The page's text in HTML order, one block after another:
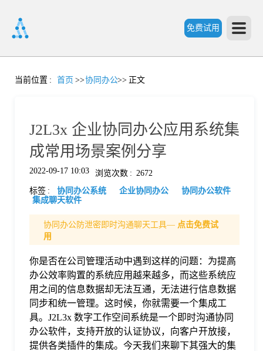
免费试用
首
格
当前位置 : 首页 >>协同办公>> 正文
J2L3x 企业协同办公应用系统集
成常用场景案例分享
2022-09-17 10:03 浏览次数 : 2672
标签 : 协同办公系统 企业协同办公
协同办公软件
集成聊天软件
协同办公防泄密即时沟通聊天工具— 点击免费试
用
你是否在公司管理活动中遇到这样的问题：为提高
办公效率购置的系统应用越来越多，而这些系统应
用之间的信息数据却无法互通，无法进行信息数据
同步和统一管理。这时候，你就需要一个集成工
具。J2L3x 数字工作空间系统是一个即时沟通协同
办公软件，支持开放的认证协议，向客户开放接，
提供各类插件的集成。今天我们来聊下其强大的集